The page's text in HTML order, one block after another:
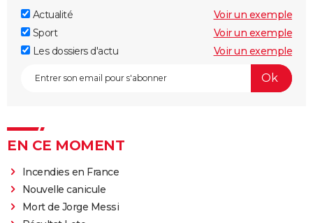
Actualité
Voir un exemple
Sport
Voir un exemple
Les dossiers d'actu
Voir un exemple
EN CE MOMENT
Incendies en France
Nouvelle canicule
Mort de Jorge Messi